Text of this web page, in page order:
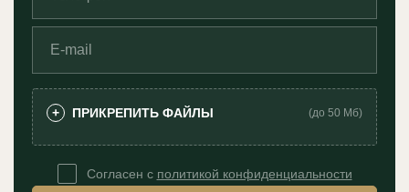
+ ПРИКРЕПИТЬ ФАЙЛЫ (до 50 Мб)
Согласен с политикой конфиденциальности